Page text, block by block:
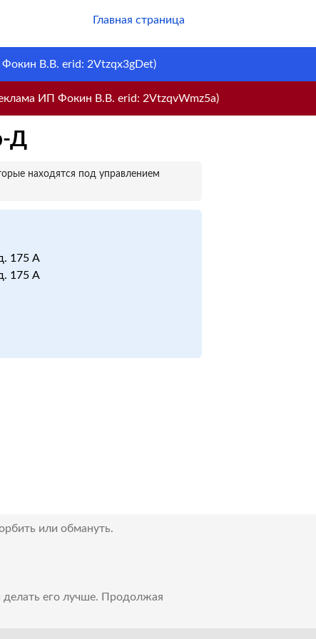
Главная страница
Фокин В.В. erid: 2Vtzqx3gDet)
ИП Фокин В.В. erid: 2VtzqvWmz5a)
Д
находятся под управлением
175 А
175 А
или обмануть.
делать его лучше. Продолжая